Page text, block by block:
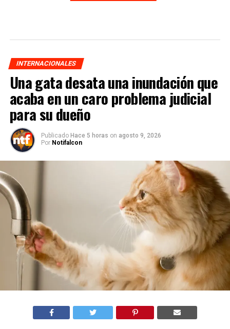
INTERNACIONALES
Una gata desata una inundación que
acaba en un caro problema judicial
para su dueño
Publicado Hace 5 horas on agosto 9, 2026
Por Notifalcon